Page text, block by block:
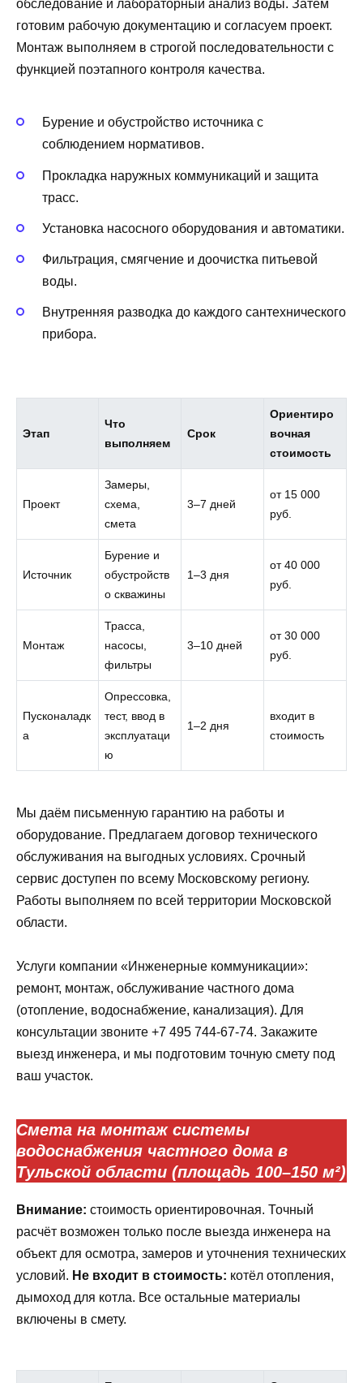
обследование и лабораторный анализ воды. Затем
готовим рабочую документацию и согласуем проект.
Монтаж выполняем в строгой последовательности с
функцией поэтапного контроля качества.
Бурение и обустройство источника с
соблюдением нормативов.
Прокладка наружных коммуникаций и защита
трасс.
Установка насосного оборудования и автоматики.
Фильтрация, смягчение и доочистка питьевой
воды.
Внутренняя разводка до каждого сантехнического
прибора.
Этап
Что
выполняем
Срок
Ориентиро
вочная
стоимость
Проект
Замеры,
схема,
смета
3–7 дней
от 15 000
руб.
Источник
Бурение и
обустройств
о скважины
1–3 дня
от 40 000
руб.
Монтаж
Трасса,
насосы,
фильтры
3–10 дней
от 30 000
руб.
Пусконаладк
а
Опрессовка,
тест, ввод в
эксплуатаци
ю
1–2 дня
входит в
стоимость
Мы даём письменную гарантию на работы и
оборудование. Предлагаем договор технического
обслуживания на выгодных условиях. Срочный
сервис доступен по всему Московскому региону.
Работы выполняем по всей территории Московской
области.
Услуги компании «Инженерные коммуникации»:
ремонт, монтаж, обслуживание частного дома
(отопление, водоснабжение, канализация). Для
консультации звоните +7 495 744-67-74. Закажите
выезд инженера, и мы подготовим точную смету под
ваш участок.
Смета на монтаж системы
водоснабжения частного дома в
Тульской области (площадь 100–150 м²)
Внимание: стоимость ориентировочная. Точный
расчёт возможен только после выезда инженера на
объект для осмотра, замеров и уточнения технических
условий. Не входит в стоимость: котёл отопления,
дымоход для котла. Все остальные материалы
включены в смету.